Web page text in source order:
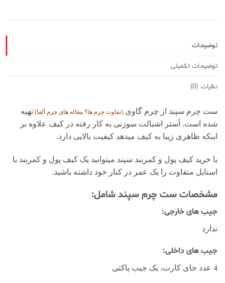
توضیحات
توضیحات تکمیلی
نظرات (0)
ست چرم سپند از چرم گاوی (تفاوت چرم ها؟ مقاله های چرم آلفا) تهیه
شده است. آستر اشبالت سوزنی به کار رفته در کیف علاوه بر
اینکه ظاهری زیبا به کیف میدهد کیفیت بالایی دارد.
با خرید کیف پول و کمربند سپند میتوانید یک کیف پول و کمربند با
استایل متفاوت را یک عمر در کنار خود داشته باشید.
مشخصات ست چرم سپند شامل:
جیب های خارجی:
ندارد
جیب های داخلی:
4 عدد جای کارت، یک جیب پاکتی